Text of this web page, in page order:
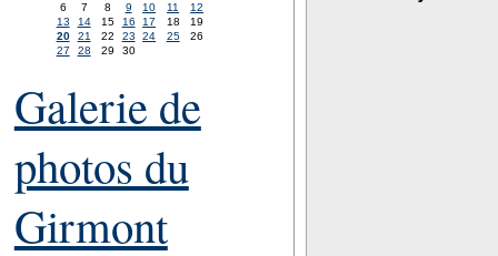
6
7 8 9 10 11
12
13
14 15 16 17 18
19
20
21 22 23 24 25
26
27
28 29 30
Galerie de
photos du
Girmont